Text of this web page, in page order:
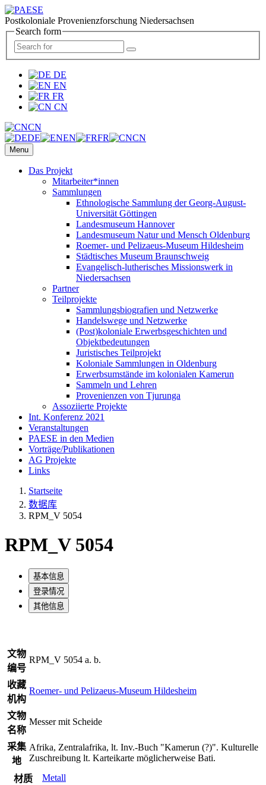
Postkoloniale Provenienzforschung Niedersachsen
Search form
DE
EN
FR
CN
CN
DE
EN FR CN
Menu
Das Projekt
Mitarbeiter*innen
Sammlungen
Ethnologische Sammlung der Georg-August-
Universität Göttingen
Landesmuseum Hannover
Landesmuseum Natur und Mensch Oldenburg
Roemer- und Pelizaeus-Museum Hildesheim
Städtisches Museum Braunschweig
Evangelisch-lutherisches Missionswerk in
Niedersachsen
Partner
Teilprojekte
Sammlungsbiografien und Netzwerke
Handelswege und Netzwerke
(Post)koloniale Erwerbsgeschichten und
Objektbedeutungen
Juristisches Teilprojekt
Koloniale Sammlungen in Oldenburg
Erwerbsumstände im kolonialen Kamerun
Sammeln und Lehren
Provenienzen von Tjurunga
Assoziierte Projekte
Int. Konferenz 2021
Veranstaltungen
PAESE in den Medien
Vorträge/Publikationen
AG Projekte
Links
Startseite
数据库
RPM_V 5054
RPM_V 5054
基本信息
登录情况
其他信息
文物
编号
RPM_V 5054 a. b.
收藏
机构
Roemer- und Pelizaeus-Museum Hildesheim
文物
名称
Messer mit Scheide
采集
地
Afrika, Zentralafrika, lt. Inv.-Buch "Kamerun (?)". Kulturelle
Zuschreibung lt. Karteikarte möglicherweise Bati.
材质 Metall